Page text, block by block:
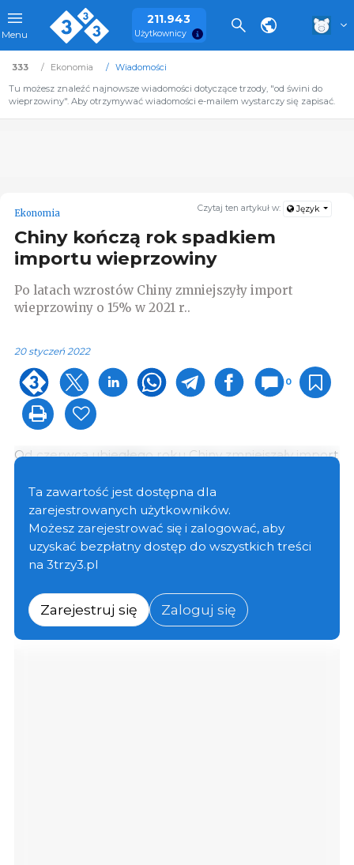
Menu
211.943
Użytkownicy
333 Ekonomia
Wiadomości
Tu możesz znaleźć najnowsze wiadomości dotyczące trzody, "od świni do
wieprzowiny". Aby otrzymywać wiadomości e-mailem wystarczy się zapisać.
Czytaj ten artykuł w: Język
Ekonomia
Chiny kończą rok spadkiem
importu wieprzowiny
Po latach wzrostów Chiny zmniejszyły import
wieprzowiny o 15% w 2021 r..
20 styczeń 2022
0
Od czerwca ubiegłego roku Chiny zmniejszały import
spadek o 61% w grudniu w porównaniu z tym samym
miesiącem w 2020 roku.
Całkowity import w 2021 r. wyniósł 3 710 000 ton
wieprzowiny lub 4 990 000 ton, jeśli weźmiemy pod
odpowiednio o 15% i 12% w porównaniu z danymi z
2020 roku.
Ta zawartość jest dostępna dla
zarejestrowanych użytkowników.
Możesz zarejestrować się i zalogować, aby
uzyskać bezpłatny dostęp do wszystkich treści
na 3trzy3.pl
Zarejestruj się Zaloguj się